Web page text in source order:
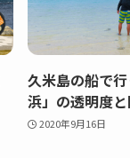
久米島の船で
浜」の透明度
2020年9月16日